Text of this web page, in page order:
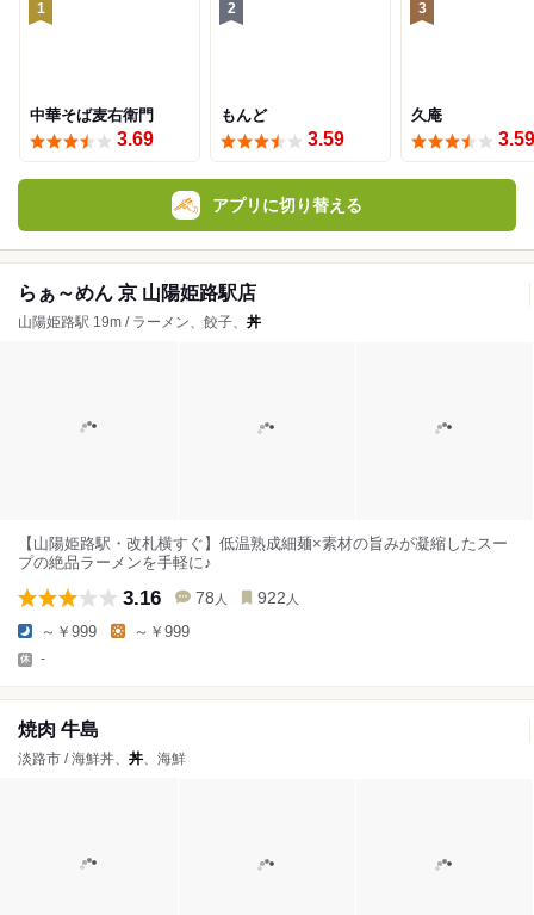
1
中華そば麦右衛門
3.69
2
もんど
3.59
3
久庵
3.59
アプリに切り替える
らぁ～めん 京 山陽姫路駅店
山陽姫路駅 19m / ラーメン、餃子、 丼
【山陽姫路駅・改札横すぐ】低温熟成細麺×素材の旨みが凝縮したスー
プの絶品ラーメンを手軽に♪
3.16 78 人 922 人
～￥999 ～￥999
-
焼肉 牛島
淡路市 / 海鮮丼、 丼、海鮮